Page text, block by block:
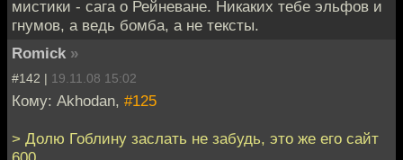
мистики - сага о Рейневане. Никаких тебе эльфов и
гнумов, а ведь бомба, а не тексты.
Romick »
#142 | 19.11.08 15:02
Кому: Akhodan, #125
> Долю Гоблину заслать не забудь, это же его сайт